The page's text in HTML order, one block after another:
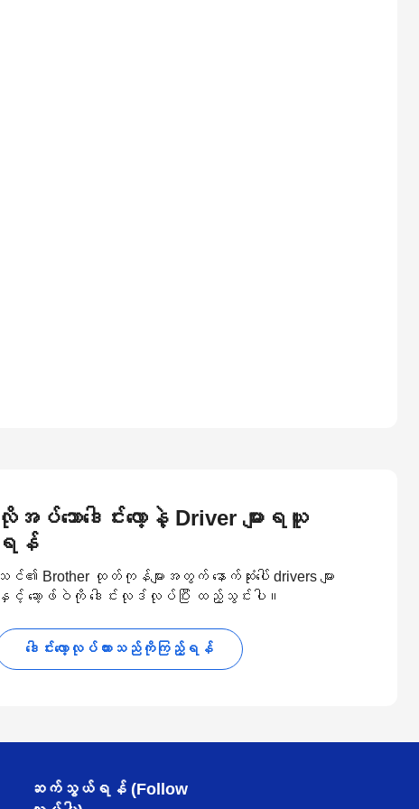
လိုအပ်သောဒေါင်းလော့နဲ့ Driver များရယူ
ရန်
သင်၏ Brother ထုတ်ကုန်များအတွက် နောက်ဆုံးပေါ် drivers များ
နှင့် ဆော့ဖ်ဝဲကို ဒေါင်းလုဒ်လုပ်ပြီး ထည့်သွင်းပါ။
ဒေါင်းလော့လုပ်ထားသည်ကိုကြည့်ရန်
ဆက်သွယ်ရန် (Follow